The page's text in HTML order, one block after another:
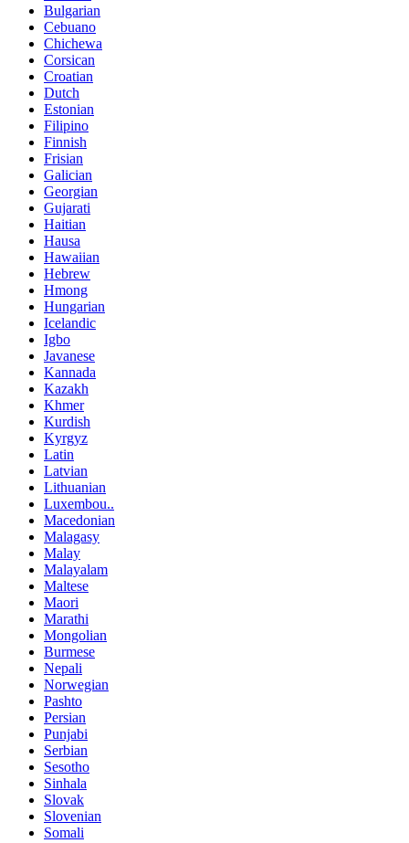
Bulgarian
Cebuano
Chichewa
Corsican
Croatian
Dutch
Estonian
Filipino
Finnish
Frisian
Galician
Georgian
Gujarati
Haitian
Hausa
Hawaiian
Hebrew
Hmong
Hungarian
Icelandic
Igbo
Javanese
Kannada
Kazakh
Khmer
Kurdish
Kyrgyz
Latin
Latvian
Lithuanian
Luxembou..
Macedonian
Malagasy
Malay
Malayalam
Maltese
Maori
Marathi
Mongolian
Burmese
Nepali
Norwegian
Pashto
Persian
Punjabi
Serbian
Sesotho
Sinhala
Slovak
Slovenian
Somali